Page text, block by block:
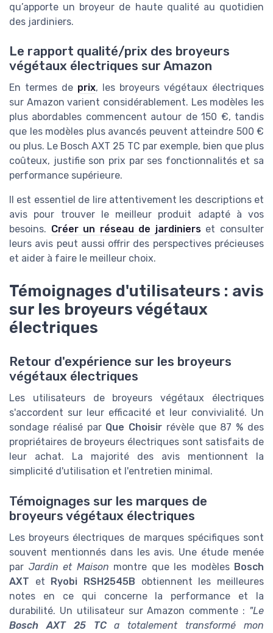
qu’apporte un broyeur de haute qualité au quotidien
des jardiniers.
Le rapport qualité/prix des broyeurs
végétaux électriques sur Amazon
En termes de prix, les broyeurs végétaux électriques
sur Amazon varient considérablement. Les modèles les
plus abordables commencent autour de 150 €, tandis
que les modèles plus avancés peuvent atteindre 500 €
ou plus. Le Bosch AXT 25 TC par exemple, bien que plus
coûteux, justifie son prix par ses fonctionnalités et sa
performance supérieure.
Il est essentiel de lire attentivement les descriptions et
avis pour trouver le meilleur produit adapté à vos
besoins. Créer un réseau de jardinierset consulter
leurs avis peut aussi offrir des perspectives précieuses
et aider à faire le meilleur choix.
Témoignages d'utilisateurs : avis
sur les broyeurs végétaux
électriques
Retour d'expérience sur les broyeurs
végétaux électriques
Les utilisateurs de broyeurs végétaux électriques
s'accordent sur leur efficacité et leur convivialité. Un
sondage réalisé par Que Choisir révèle que 87 % des
propriétaires de broyeurs électriques sont satisfaits de
leur achat. La majorité des avis mentionnent la
simplicité d'utilisation et l'entretien minimal.
Témoignages sur les marques de
broyeurs végétaux électriques
Les broyeurs électriques de marques spécifiques sont
souvent mentionnés dans les avis. Une étude menée
par Jardin et Maison montre que les modèles Bosch
AXT et Ryobi RSH2545B obtiennent les meilleures
notes en ce qui concerne la performance et la
durabilité. Un utilisateur sur Amazon commente : "Le
Bosch AXT 25 TCa totalement transformé mon